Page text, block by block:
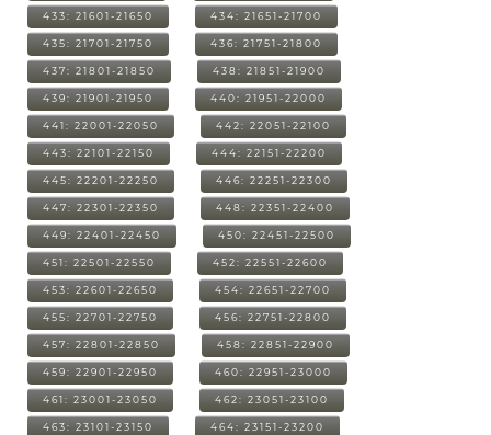
433: 21601-21650 434: 21651-21700
435: 21701-21750 436: 21751-21800
437: 21801-21850 438: 21851-21900
439: 21901-21950 440: 21951-22000
441: 22001-22050 442: 22051-22100
443: 22101-22150 444: 22151-22200
445: 22201-22250 446: 22251-22300
447: 22301-22350 448: 22351-22400
449: 22401-22450 450: 22451-22500
451: 22501-22550 452: 22551-22600
453: 22601-22650 454: 22651-22700
455: 22701-22750 456: 22751-22800
457: 22801-22850 458: 22851-22900
459: 22901-22950 460: 22951-23000
461: 23001-23050 462: 23051-23100
463: 23101-23150 464: 23151-23200